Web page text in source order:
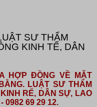
SƯ THẨM
KINH TẾ, DÂN
HỢP ĐỒNG VỀ MẶT
LUẬT SƯ THẨM
RẾ, DÂN SỰ, LAO
0982 69 29 12.